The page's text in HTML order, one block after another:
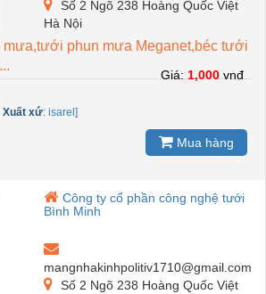
Số 2 Ngõ 238 Hoàng Quốc Việt
Hà Nội
mưa,tưới phun mưa Meganet,béc tưới
Xuất xứ: isarel]
Giá:1,000vnđ
Mua hàng
Công ty cổ phần công nghệ tưới
Bình Minh
mangnhakinhpolitiv1710@gmail.com
Số 2 Ngõ 238 Hoàng Quốc Việt